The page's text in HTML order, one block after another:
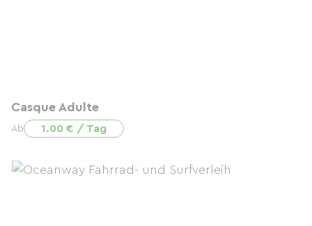
Casque Adulte
Ab 1.00 € / Tag